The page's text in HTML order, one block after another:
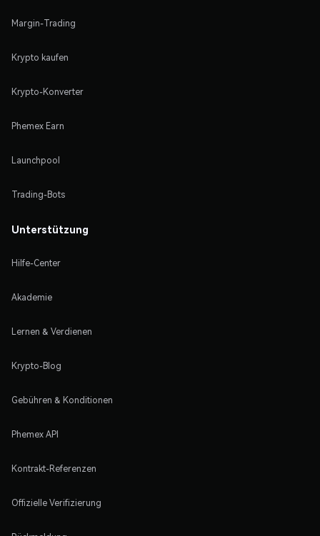
Margin-Trading
Krypto kaufen
Krypto-Konverter
Phemex Earn
Launchpool
Trading-Bots
Unterstützung
Hilfe-Center
Akademie
Lernen & Verdienen
Krypto-Blog
Gebühren & Konditionen
Phemex API
Kontrakt-Referenzen
Offizielle Verifizierung